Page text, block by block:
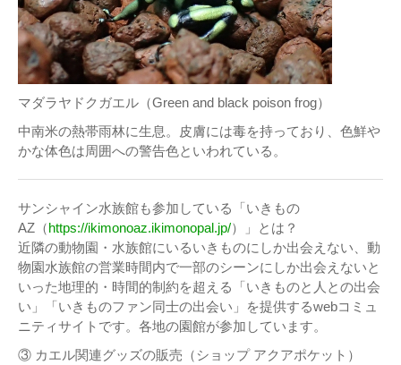
マダラヤドクガエル（Green and black poison frog）
中南米の熱帯雨林に生息。皮膚には毒を持っており、色鮮や
かな体色は周囲への警告色といわれている。
サンシャイン水族館も参加している「いきもの
AZ（https://ikimonoaz.ikimonopal.jp/）」とは？
近隣の動物園・水族館にいるいきものにしか出会えない、動
物園水族館の営業時間内で一部のシーンにしか出会えないと
いった地理的・時間的制約を超える「いきものと人との出会
い」「いきものファン同士の出会い」を提供するwebコミュ
ニティサイトです。各地の園館が参加しています。
③ カエル関連グッズの販売（ショップ アクアポケット）